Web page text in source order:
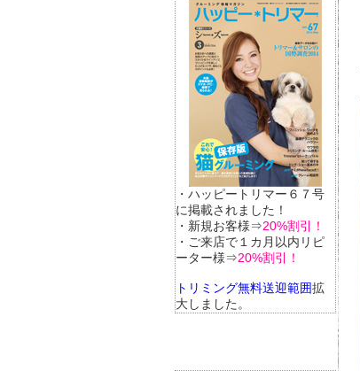
・ハッピートリマー６７号
に掲載されました！
・新規お客様⇒20%割引！
・ご来店で１カ月以内リピ
ーター様⇒20%割引！
トリミング無料送迎範囲拡
大しました。